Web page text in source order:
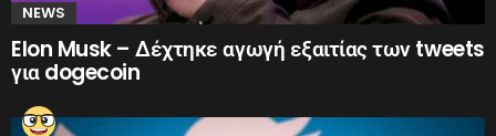
NEWS
Elon Musk – Δέχτηκε αγωγή εξαιτίας των tweets
για dogecoin